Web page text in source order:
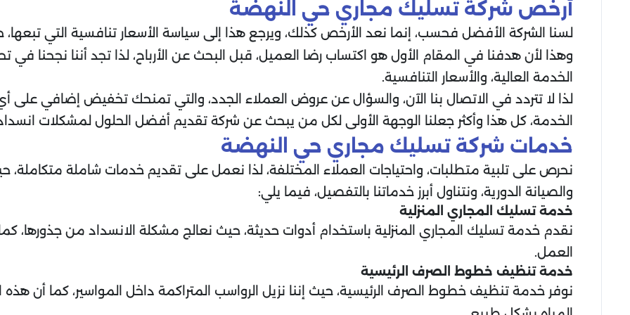
أرخص شركة تسليك مجاري حي النهضة
لسنا الشركة الأفضل فحسب، إنما نعد الأرخص كذلك، ويرجع هذا إلى سياسة الأسعار تنافسية التي
وهذا لأن هدفنا في المقام الأول هو اكتساب رضا العميل، قبل البحث عن الأرباح، لذا تجد أننا نجحنا
الخدمة العالية، والأسعار التنافسية.
لذا لا تتردد في الاتصال بنا الآن، والسؤال عن عروض العملاء الجدد، والتي تمنحك تخفيض إضافي
الخدمة، كل هذا وأكثر جعلنا الوجهة الأولى لكل من يبحث عن شركة تقديم أفضل الحلول لمشكلات
خدمات شركة تسليك مجاري حي النهضة
نحرص على تلبية متطلبات، واحتياجات العملاء المختلفة، لذا نعمل على تقديم خدمات شاملة
والصيانة الدورية، ونتناول أبرز خدماتنا بالتفصيل، فيما يلي:
خدمة تسليك المجاري المنزلية
نقدم خدمة تسليك المجاري المنزلية باستخدام أدوات حديثة، حيث نعالج مشكلة الانسداد من
العمل.
خدمة تنظيف خطوط الصرف الرئيسية
نوفر خدمة تنظيف خطوط الصرف الرئيسية، حيث إننا نزيل الرواسب المتراكمة داخل المواسير، كما أن